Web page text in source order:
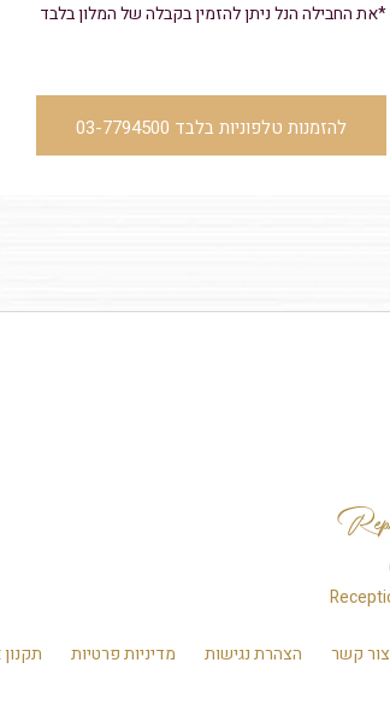
*את החבילה הנל ניתן להזמין בקבלה של המלון בלבד
להזמנות טלפוניות בלבד 03-7794500
צור קשר הצהרת נגישות מדיניות פרטיות